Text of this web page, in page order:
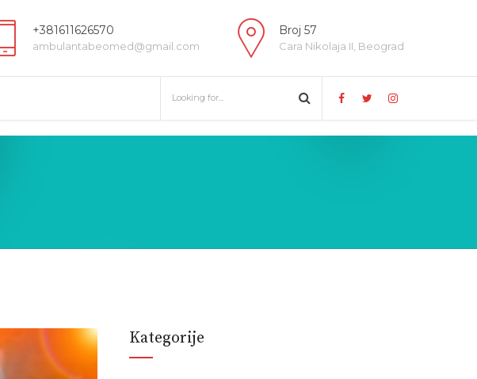
+381611626570
ambulantabeomed@gmail.com
Broj 57
Cara Nikolaja II, Beograd
Kategorije